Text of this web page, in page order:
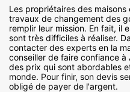
Les propriétaires des
travaux de changement des
remplir leur mission. En fait, il
sont très difficiles à réaliser.
contacter des experts en la
conseiller de faire confiance à
des prix qui sont abordables
monde. Pour finir, son devis
obligé de payer de l'argent.